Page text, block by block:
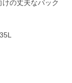
の丈夫なバック